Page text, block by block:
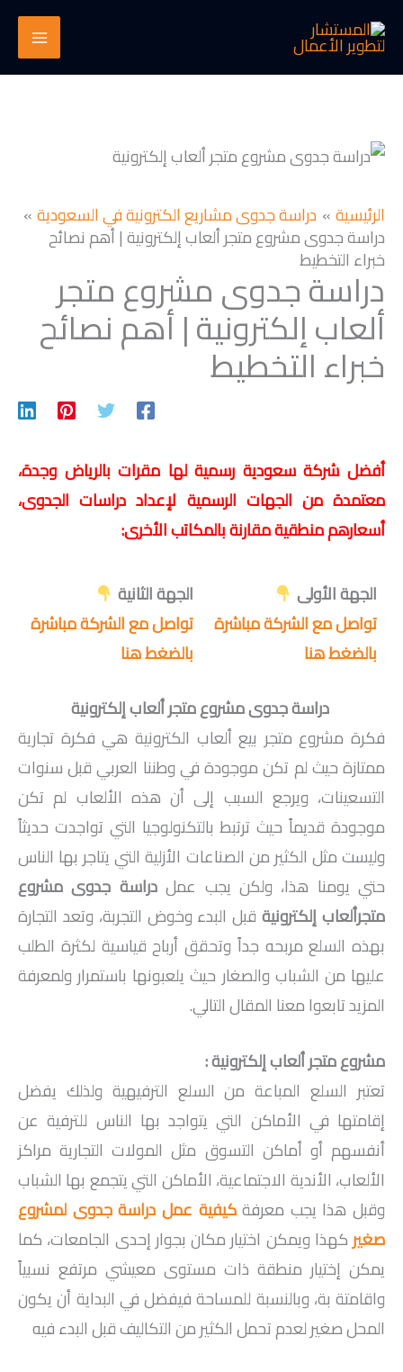
تخطي
إلى
المحتوى
الرئيسية دراسة جدوى مشاريع الكترونية في السعودية
دراسة جدوى مشروع متجر ألعاب إلكترونية | أهم نصائح
خبراء التخطيط
دراسة جدوى مشروع متجر
ألعاب إلكترونية | أهم نصائح
خبراء التخطيط
أفضل شركة سعودية رسمية لها مقرات بالرياض وجدة،
معتمدة من الجهات الرسمية لإعداد دراسات الجدوى،
أسعارهم منطقية مقارنة بالمكاتب الأخرى:
الجهة الأولى
تواصل مع الشركة مباشرة
بالضغط هنا
الجهة الثانية
تواصل مع الشركة مباشرة
بالضغط هنا
دراسة جدوى مشروع متجر ألعاب إلكترونية
فكرة مشروع متجر بيع ألعاب الكترونية هي فكرة تجارية
ممتازة حيث لم تكن موجودة في وطننا العربي قبل سنوات
التسعينات، ويرجع السبب إلى أن هذه الألعاب لم تكن
موجودة قديماً حيث ترتبط بالتكنولوجيا التي تواجدت حديثاً
وليست مثل الكثير من الصناعات الأزلية التي يتاجر بها الناس
حتي يومنا هذا، ولكن يجب عملدراسة جدوى مشروع
متجرألعاب إلكترونية قبل البدء وخوض التجربة، وتعد التجارة
بهذه السلع مربحه جداً وتحقق أرباح قياسية لكثرة الطلب
عليها من الشباب والصغار حيث يلعبونها باستمرار ولمعرفة
المزيد تابعوا معنا المقال التالي.
مشروع متجر ألعاب إلكترونية :
تعتبر السلع المباعة من السلع الترفيهية ولذلك يفضل
إقامتها في الأماكن التي يتواجد بها الناس للترفية عن
أنفسهم أو أماكن التسوق مثل المولات التجارية مراكز
الألعاب، الأندية الاجتماعية، الأماكن التي يتجمع بها الشباب
وقبل هذا يجب معرفةكيفية عمل دراسة جدوى لمشروع
صغير كهذا ويمكن اختيار مكان بجوار إحدى الجامعات، كما
يمكن إختيار منطقة ذات مستوى معيشي مرتفع نسبياً
واقامتة بة، وبالنسبة للمساحة فيفضل في البداية أن يكون
المحل صغير لعدم تحمل الكثير من التكاليف قبل البدء فيه